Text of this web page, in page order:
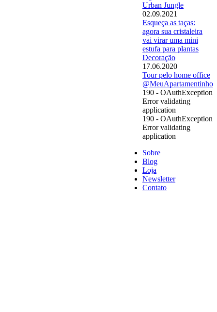
Urban Jungle
02.09.2021
Esqueça as taças:
agora sua cristaleira
vai virar uma mini
estufa para plantas
Decoração
17.06.2020
Tour pelo home office
@MeuApartamentinho
190 - OAuthException
Error validating
application
190 - OAuthException
Error validating
application
Sobre
Blog
Loja
Newsletter
Contato